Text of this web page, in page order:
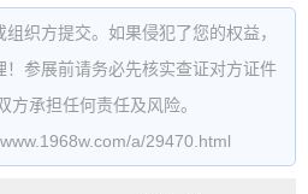
织方提交。如果侵犯了您的权益，
！参展前请务必先核实查证对方证件
方承担任何责任及风险。
a/29470.html